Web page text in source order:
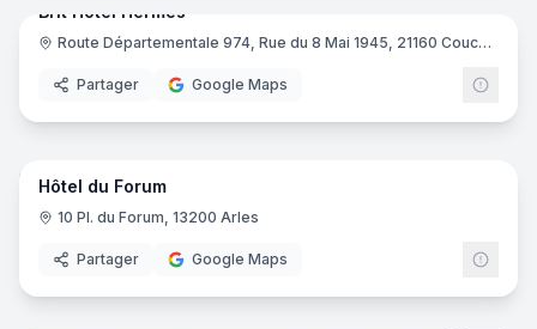
Brit Hotel Hermes
Route Départementale 974, Rue du 8 Mai 1945, 21160 Couchey
Partager Google Maps
16
Hôtel du Forum
10 Pl. du Forum, 13200 Arles
Partager Google Maps